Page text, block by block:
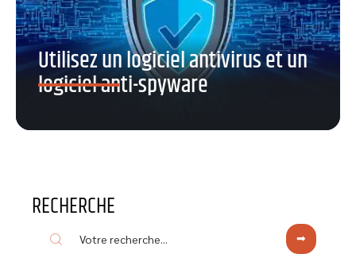
Utilisez un logiciel antivirus et un
logiciel anti-spyware
RECHERCHE